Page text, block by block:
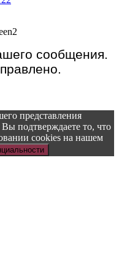
сообщения.
представления
подтверждаете то, что
cookies на нашем